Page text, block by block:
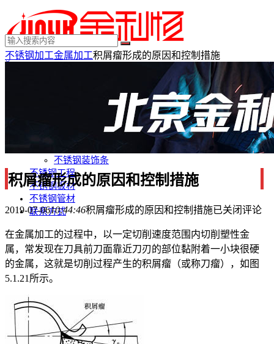
×
不锈钢装饰条
不锈钢工程
不锈钢板材
不锈钢管材
联系方式
不锈钢加工金属加工积屑瘤形成的原因和控制措施
积屑瘤形成的原因和控制措施
2019-07-0610:44:46积屑瘤形成的原因和控制措施已关闭评论
在金属加工的过程中，以一定切削速度范围内切削塑性金
属，常发现在刀具前刀面靠近刀刃的部位黏附着一小块很硬
的金属，这就是切削过程产生的积屑瘤（或称刀瘤），如图
5.1.21所示。